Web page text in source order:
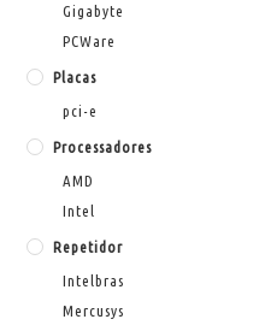
Gigabyte
PCWare
Placas
pci-e
Processadores
AMD
Intel
Repetidor
Intelbras
Mercusys